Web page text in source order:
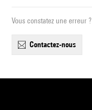
Vous constatez une erreur ?
contactez-nous